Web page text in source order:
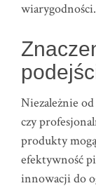
wiarygodności.
Niezależnie
czy
produkty
efektywność
innowacji do